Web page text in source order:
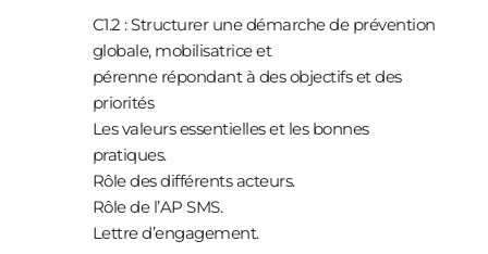
C1.2 : Structurer une démarche de prévention
globale, mobilisatrice et
pérenne répondant à des objectifs et des
priorités
Les valeurs essentielles et les bonnes
pratiques.
Rôle des différents acteurs.
Rôle de l’AP SMS.
Lettre d’engagement.